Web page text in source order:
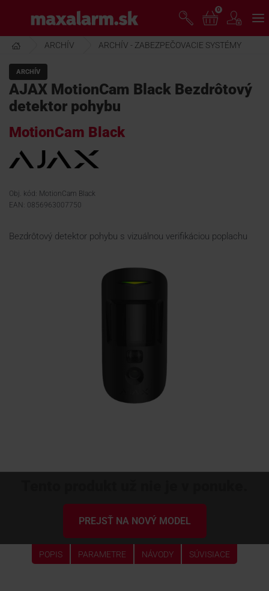
hlavnému
obsahu
www.maxalarm.sk
AKCIA MESIACA
PRODUKTY
0
ARCHÍV ARCHÍV - ZABEZPEČOVACIE SYSTÉMY
ARCHÍV
AJAX MotionCam Black Bezdrôtový
detektor pohybu
MotionCam Black
Obj. kód: MotionCam Black
EAN: 0856963007750
Bezdrôtový detektor pohybu s vizuálnou verifikáciou poplachu
PREJSŤ NA NOVÝ MODEL
POPIS PARAMETRE NÁVODY SÚVISIACE